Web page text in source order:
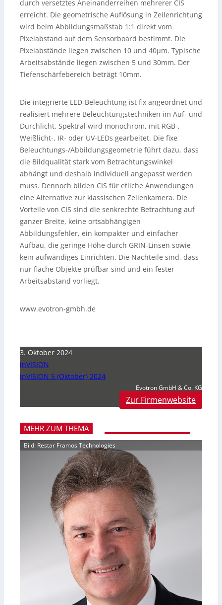
durch versetztes Aneinanderreihen mehrerer CIS
erreicht. Die geometrische Auflösung in Zeilenrichtung
wird beim Abbildungsmaßstab 1:1 direkt vom
Pixelabstand auf dem Sensorboard bestimmt. Die
Pixelabstände liegen zwischen 10 und 40µm. Typische
Arbeitsabstände liegen zwischen 5 und 30mm. Der
Tiefenschärfebereich beträgt 10mm.
Die integrierte LED-Beleuchtung ist fix angeordnet und
realisiert mehrere Beleuchtungstechniken im Auf- und
Durchlicht. Spektral wird monochrom, mit RGB-,
Weißlicht-, IR- oder UV-LEDs gearbeitet. Die fixe
Beleuchtungs-/Abbildungsgeometrie führt dazu, dass
die Bildqualität stark vom Betrachtungswinkel
abhängt und deshalb individuell angepasst werden
muss. Dennoch bilden CIS für etliche Anwendungen
eine Alternative zur klassischen Zeilenkamera. Die
Vorteile von CIS sind die senkrechte Betrachtung auf
ganzer Breite, keine ortsabhängigen
Abbildungsfehler, ein kompakter und einfacher
Aufbau, die geringe Höhe durch GRIN-Linsen sowie
kein aufwändiges Einrichten. Die Nachteile sind, dass
nur flache Objekte prüfbar sind und ein fester
Arbeitsabstand vorliegt.
www.evotron-gmbh.de
3. Oktober 2024
inVISION
inVISION 5 (Oktober) 2024
Evotron GmbH & Co. KG
Zur Firmenwebsite
MEHR ZUM THEMA
Bild: Restar Framos Technologies